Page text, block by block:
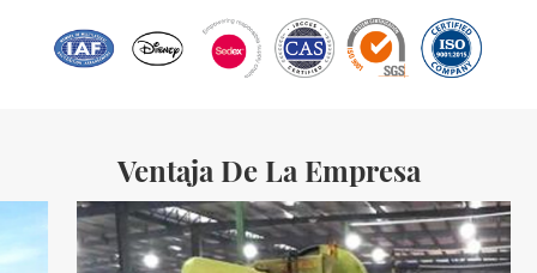
para regalos promocionales y bandejas de hojalata, etc. Líneas
de producción estandarizadas y 15 líneas de producción
Ventaja De La Empresa